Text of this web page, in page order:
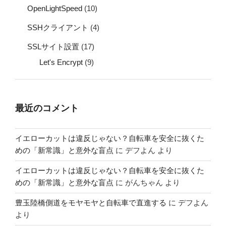
OpenLightSpeed (10)
SSHクライアント (4)
SSLサイト設置 (17)
Let's Encrypt (9)
最近のコメント
イエローカットは違反じゃない？自転車を安全に抜くた
めの「新常識」と意外な盲点 に デフよん より
イエローカットは違反じゃない？自転車を安全に抜くた
めの「新常識」と意外な盲点 に がんちゃん より
豊玉陸橋側道をモヤモヤと自転車で直進する に デフよん
より